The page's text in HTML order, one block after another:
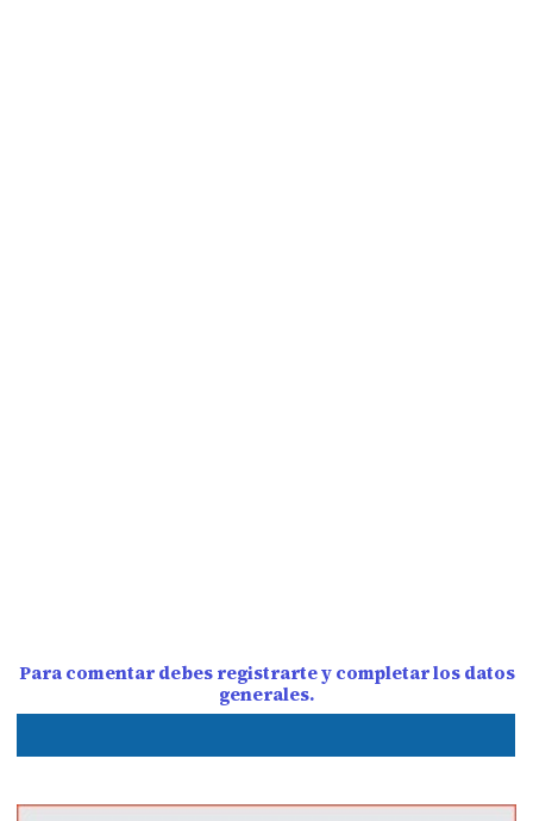
Para comentar debes registrarte y completar los datos
generales.